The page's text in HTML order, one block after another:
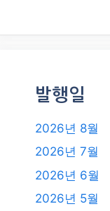
발행일
2026년 8월
2026년 7월
2026년 6월
2026년 5월